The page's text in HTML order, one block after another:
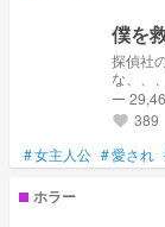
僕を
探偵社
な、、、
ー
favorite 389
#女主人公 #愛され
ホラー